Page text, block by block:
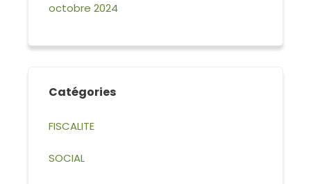
octobre 2024
Catégories
FISCALITE
SOCIAL